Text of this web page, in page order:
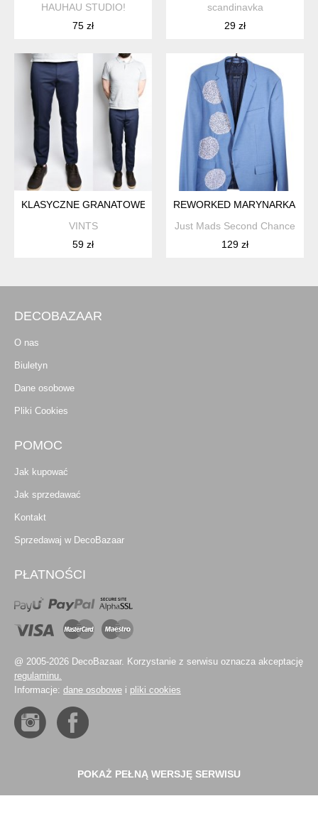
HAUHAU STUDIO!
75 zł
scandinavka
29 zł
KLASYCZNE GRANATOWE SPODNIE Z KANTEM WEŁNA
VINTS
59 zł
REWORKED MARYNARKA
Just Mads Second Chance
129 zł
DECOBAZAAR
O nas
Biuletyn
Dane osobowe
Pliki Cookies
POMOC
Jak kupować
Jak sprzedawać
Kontakt
Sprzedawaj w DecoBazaar
PŁATNOŚCI
@ 2005-2026 DecoBazaar. Korzystanie z serwisu oznacza akceptację
regulaminu.
Informacje: dane osobowe i pliki cookies
POKAŻ PEŁNĄ WERSJĘ SERWISU